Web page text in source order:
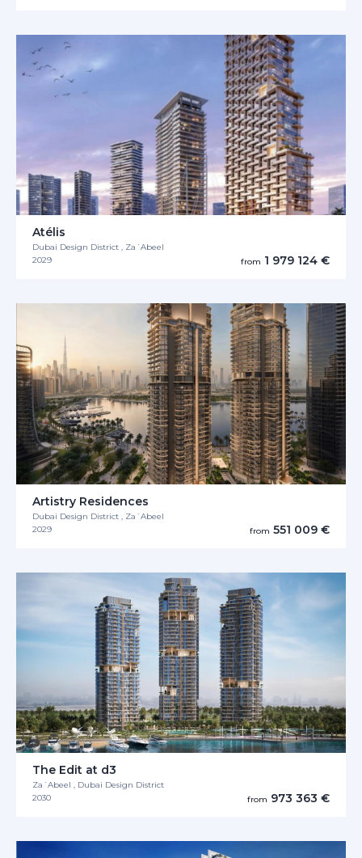
Atélis
Dubai Design District , Za´Abeel
2029
from 1 979 124 €
Artistry Residences
Dubai Design District , Za´Abeel
2029
from 551 009 €
The Edit at d3
Za´Abeel , Dubai Design District
2030
from 973 363 €